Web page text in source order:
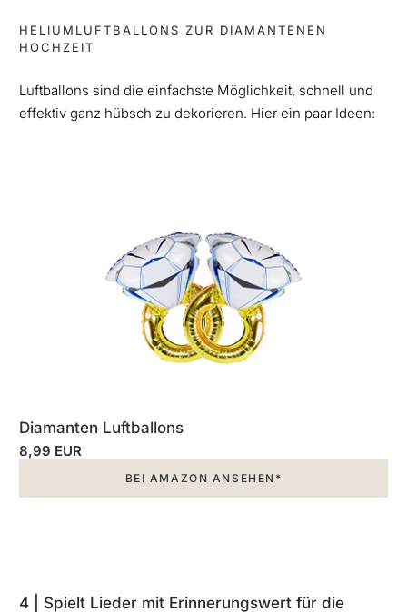
HELIUMLUFTBALLONS ZUR DIAMANTENEN
HOCHZEIT
Luftballons sind die einfachste Möglichkeit, schnell und
effektiv ganz hübsch zu dekorieren. Hier ein paar Ideen:
Diamanten Luftballons
8,99 EUR
BEI AMAZON ANSEHEN*
4 | Spielt Lieder mit Erinnerungswert für die